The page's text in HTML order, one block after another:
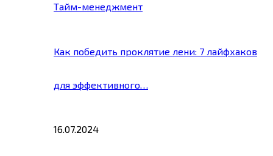
Тайм-менеджмент
Как победить проклятие лени: 7 лайфхаков
для эффективного…
16.07.2024